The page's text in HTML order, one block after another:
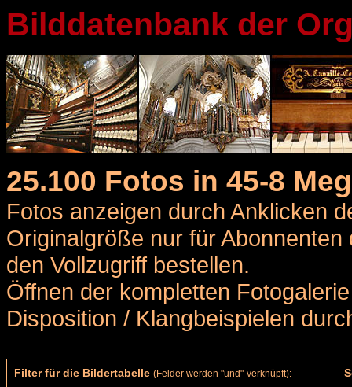
Bilddatenbank der
25.100 Fotos in 45-8
Fotos anzeigen durch Anklicken
Originalgröße nur für
den Vollzugriff bestellen.
Öffnen der kompletten
Disposition / Klangbeispielen
Filter für die Bildertabelle (Felder werden "und"-verknüpft):